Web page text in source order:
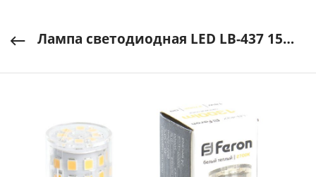
Лампа светодиодная LED LB-437 15W 230V G9 1300Lm 2700K JCD FERON арт. 38212